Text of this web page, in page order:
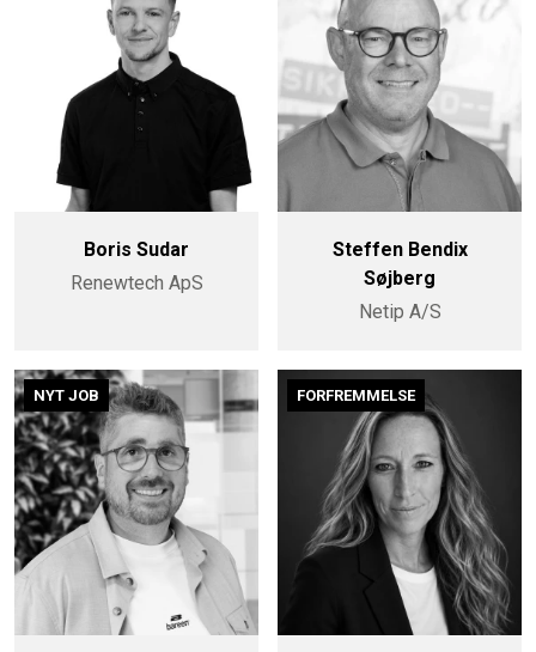
Boris Sudar
Renewtech ApS
Steffen Bendix
Søjberg
Netip A/S
NYT JOB FORFREMMELSE